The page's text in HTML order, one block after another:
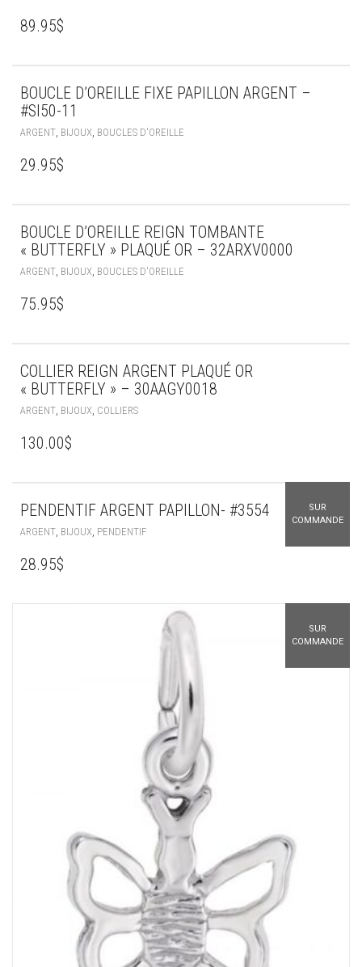
89.95$
BOUCLE D’OREILLE FIXE PAPILLON ARGENT –
#SI50-11
ARGENT BIJOUX BOUCLES D'OREILLE
29.95$
BOUCLE D’OREILLE REIGN TOMBANTE
« BUTTERFLY » PLAQUÉ OR – 32ARXV0000
ARGENT BIJOUX BOUCLES D'OREILLE
75.95$
COLLIER REIGN ARGENT PLAQUÉ OR
« BUTTERFLY » – 30AAGY0018
ARGENT BIJOUX COLLIERS
130.00$
SUR
COMMANDE
PENDENTIF ARGENT PAPILLON- #3554
ARGENT BIJOUX PENDENTIF
28.95$
SUR
COMMANDE